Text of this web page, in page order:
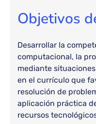
Objetivos
Desarrollar la
computacional, la
mediante
en el currículo que
resolución de
aplicación práctica
recursos